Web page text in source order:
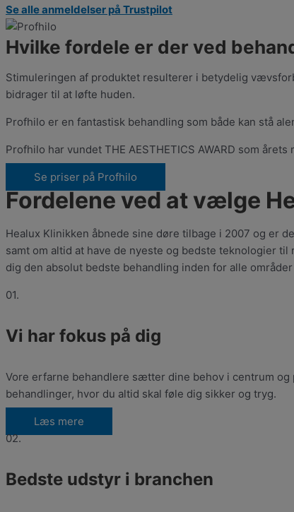
Se alle anmeldelser på Trustpilot
Hvilke fordele er der ved
Stimuleringen af produktet resulterer i betydelig
bidrager til at løfte huden.
Profhilo er en fantastisk behandling som både kan stå
Profhilo har vundet THE AESTHETICS AWARD som
Se priser på Profhilo
Fordelene ved at vælge
Healux Klinikken åbnede sine døre tilbage i 2007 og er
samt om altid at have de nyeste og bedste teknologier
dig den absolut bedste behandling inden for alle
01.
Vi har fokus på dig
Vore erfarne behandlere sætter dine behov i centrum
behandlinger, hvor du altid skal føle dig sikker og tryg.
Læs mere
02.
Bedste udstyr i branchen